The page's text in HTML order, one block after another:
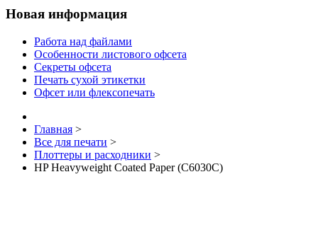
Новая информация
Работа над файлами
Особенности листового офсета
Секреты офсета
Печать сухой этикетки
Офсет или флексопечать
Главная >
Все для печати >
Плоттеры и расходники >
HP Heavyweight Coated Paper (C6030C)